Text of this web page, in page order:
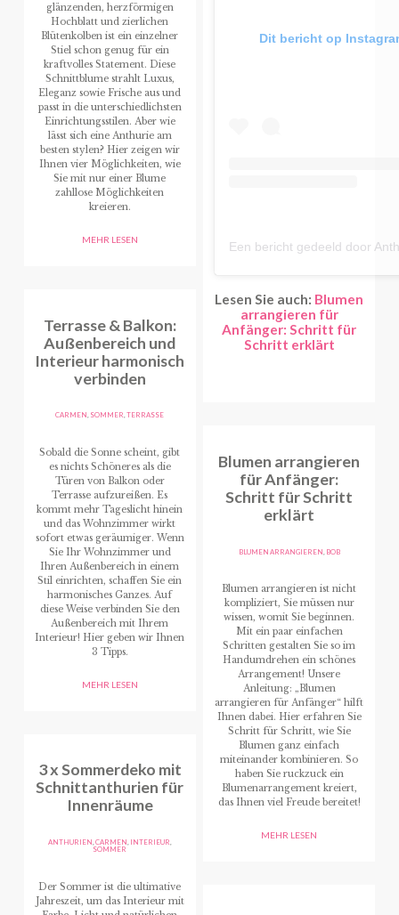
glänzenden, herzförmigen
Hochblatt und zierlichen
Blütenkolben ist ein einzelner
Stiel schon genug für ein
kraftvolles Statement. Diese
Schnittblume strahlt Luxus,
Eleganz sowie Frische aus und
passt in die unterschiedlichsten
Einrichtungsstilen. Aber wie
lässt sich eine Anthurie am
besten stylen? Hier zeigen wir
Ihnen vier Möglichkeiten, wie
Sie mit nur einer Blume
zahllose Möglichkeiten
kreieren.
MEHR LESEN
Terrasse & Balkon:
Außenbereich und
Interieur harmonisch
verbinden
CARMEN, SOMMER,TERRASSE
Sobald die Sonne scheint, gibt
es nichts Schöneres als die
Türen von Balkon oder
Terrasse aufzureißen. Es
kommt mehr Tageslicht hinein
und das Wohnzimmer wirkt
sofort etwas geräumiger. Wenn
Sie Ihr Wohnzimmer und
Ihren Außenbereich in einem
Stil einrichten, schaffen Sie ein
harmonisches Ganzes. Auf
diese Weise verbinden Sie den
Außenbereich mit Ihrem
Interieur! Hier geben wir Ihnen
3 Tipps.
MEHR LESEN
3 x Sommerdeko mit
Schnittanthurien für
Innenräume
ANTHURIEN,CARMEN, INTERIEUR,
SOMMER
Der Sommer ist die ultimative
Jahreszeit, um das Interieur mit
Dit bericht op
Lesen Sie auch: Blumen
arrangieren für
Anfänger: Schritt für
Schritt erklärt
Blumen arrangieren
für Anfänger:
Schritt für Schritt
erklärt
BLUMEN ARRANGIEREN BOB
Blumen arrangieren ist nicht
kompliziert, Sie müssen nur
wissen, womit Sie beginnen.
Mit ein paar einfachen
Schritten gestalten Sie so im
Handumdrehen ein schönes
Arrangement! Unsere
Anleitung: „Blumen
arrangieren für Anfänger“ hilft
Ihnen dabei. Hier erfahren Sie
Schritt für Schritt, wie Sie
Blumen ganz einfach
miteinander kombinieren. So
haben Sie ruckzuck ein
Blumenarrangement kreiert,
das Ihnen viel Freude bereitet!
MEHR LESEN